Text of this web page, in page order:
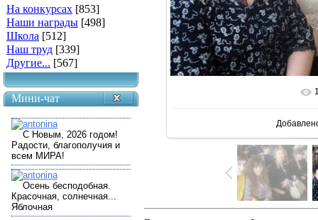
На конкурсах [853]
Наши награды [498]
Школа [512]
Наш труд [339]
Другие... [567]
Мини-чат В